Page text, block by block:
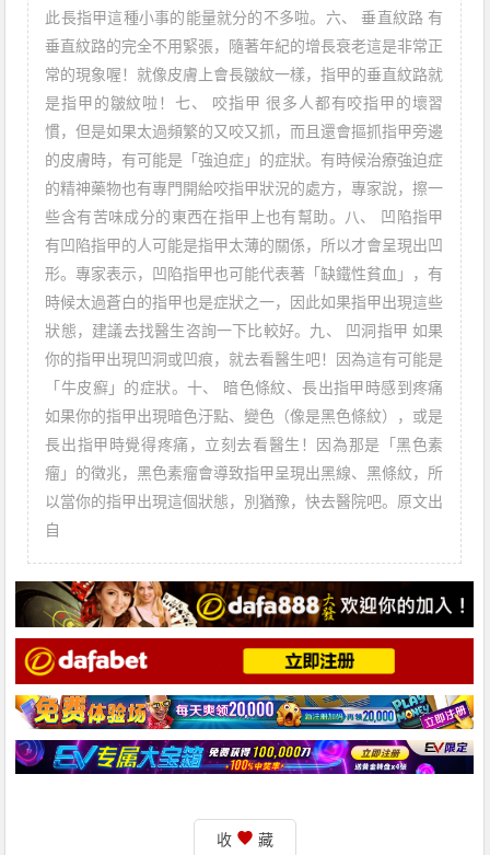
此長指甲這種小事的能量就分的不多啦。六、 垂直紋路 有
垂直紋路的完全不用緊張，隨著年紀的增長衰老這是非常正
常的現象喔！就像皮膚上會長皺紋一樣，指甲的垂直紋路就
是指甲的皺紋啦！七、 咬指甲 很多人都有咬指甲的壞習
慣，但是如果太過頻繁的又咬又抓，而且還會摳抓指甲旁邊
的皮膚時，有可能是「強迫症」的症狀。有時候治療強迫症
的精神藥物也有專門開給咬指甲狀況的處方，專家說，擦一
些含有苦味成分的東西在指甲上也有幫助。八、 凹陷指甲
有凹陷指甲的人可能是指甲太薄的關係，所以才會呈現出凹
形。專家表示，凹陷指甲也可能代表著「缺鐵性貧血」，有
時候太過蒼白的指甲也是症狀之一，因此如果指甲出現這些
狀態，建議去找醫生咨詢一下比較好。九、 凹洞指甲 如果
你的指甲出現凹洞或凹痕，就去看醫生吧！因為這有可能是
「牛皮癬」的症狀。十、 暗色條紋、長出指甲時感到疼痛
如果你的指甲出現暗色汙點、變色（像是黑色條紋），或是
長出指甲時覺得疼痛，立刻去看醫生！因為那是「黑色素
瘤」的徵兆，黑色素瘤會導致指甲呈現出黑線、黑條紋，所
以當你的指甲出現這個狀態，別猶豫，快去醫院吧。原文出
自
收 藏